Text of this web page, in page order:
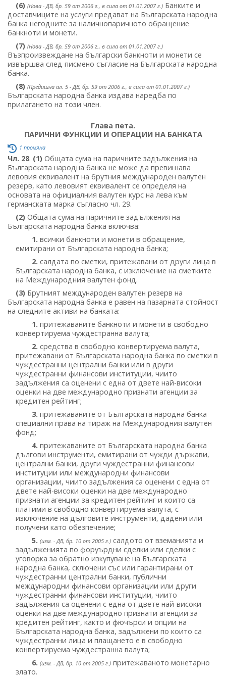
(6) (Нова - ДВ, бр. 59 от 2006 г., в сила от 01.01.2007 г.) Банките и
доставчиците на услуги предават на Българската народна
банка негодните за наличнопаричното обращение
банкноти и монети.
(7) (Нова - ДВ, бр. 59 от 2006 г., в сила от 01.01.2007 г.)
Възпроизвеждане на български банкноти и монети се
извършва след писмено съгласие на Българската народна
банка.
(8) (Предишна ал. 5 - ДВ, бр. 59 от 2006 г., в сила от 01.01.2007 г.)
Българската народна банка издава наредба по
прилагането на този член.
Глава пета.
ПАРИЧНИ ФУНКЦИИ И ОПЕРАЦИИ НА БАНКАТА
1 промяна
Чл. 28. (1) Общата сума на паричните задължения на
Българската народна банка не може да превишава
левовия еквивалент на брутния международен валутен
резерв, като левовият еквивалент се определя на
основата на официалния валутен курс на лева към
германската марка съгласно чл. 29.
(2) Общата сума на паричните задължения на
Българската народна банка включва:
1. всички банкноти и монети в обращение,
емитирани от Българската народна банка;
2. салдата по сметки, притежавани от други лица в
Българската народна банка, с изключение на сметките
на Международния валутен фонд.
(3) Брутният международен валутен резерв на
Българската народна банка е равен на пазарната стойност
на следните активи на банката:
1. притежаваните банкноти и монети в свободно
конвертируема чуждестранна валута;
2. средства в свободно конвертируема валута,
притежавани от Българската народна банка по сметки в
чуждестранни централни банки или в други
чуждестранни финансови институции, чиито
задължения са оценени с една от двете най-високи
оценки на две международно признати агенции за
кредитен рейтинг;
3. притежаваните от Българската народна банка
специални права на тираж на Международния валутен
фонд;
4. притежаваните от Българската народна банка
дългови инструменти, емитирани от чужди държави,
централни банки, други чуждестранни финансови
институции или международни финансови
организации, чиито задължения са оценени с една от
двете най-високи оценки на две международно
признати агенции за кредитен рейтинг и които са
платими в свободно конвертируема валута, с
изключение на дълговите инструменти, дадени или
получени като обезпечение;
5. (изм. - ДВ, бр. 10 от 2005 г.) салдото от вземанията и
задълженията по форуърдни сделки или сделки с
уговорка за обратно изкупуване на Българската
народна банка, сключени със или гарантирани от
чуждестранни централни банки, публични
международни финансови организации или други
чуждестранни финансови институции, чиито
задължения са оценени с една от двете най-високи
оценки на две международно признати агенции за
кредитен рейтинг, както и фючърси и опции на
Българската народна банка, задължени по които са
чуждестранни лица и плащането е в свободно
конвертируема чуждестранна валута;
6. (изм. - ДВ, бр. 10 от 2005 г.) притежаваното монетарно
злато.